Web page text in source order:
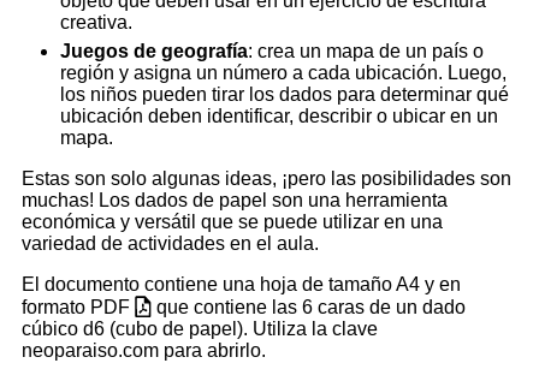
creativa.
Juegos de geografía: crea un mapa de un país o
región y asigna un número a cada ubicación. Luego,
los niños pueden tirar los dados para determinar qué
ubicación deben identificar, describir o ubicar en un
mapa.
Estas son solo algunas ideas, ¡pero las posibilidades son
muchas! Los dados de papel son una herramienta
económica y versátil que se puede utilizar en una
variedad de actividades en el aula.
El documento contiene una hoja de tamaño A4 y en
formato PDF
que contiene las 6 caras de un dado
cúbico d6 (cubo de papel). Utiliza la clave
neoparaiso.com para abrirlo.